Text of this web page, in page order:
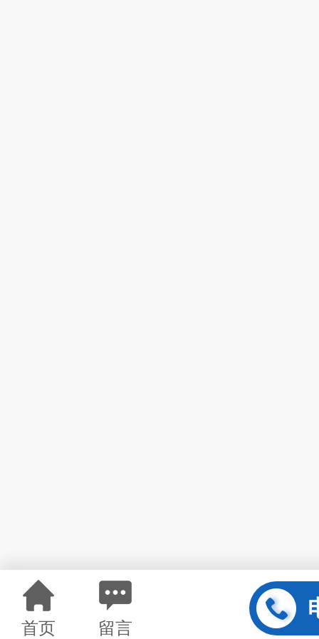
首页 留言